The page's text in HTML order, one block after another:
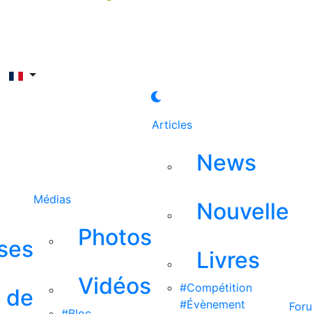
de
Médias
Photos
Vidéos
Articles
News
Nouvelle
Livres
#Compétition
#Évènement